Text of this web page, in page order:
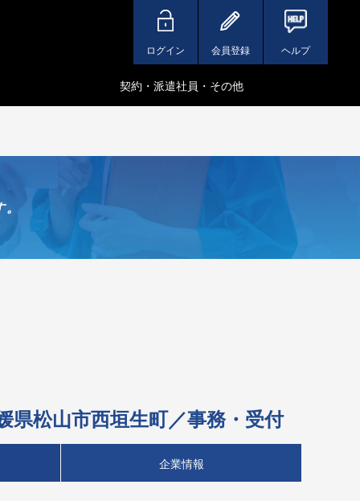
ログイン 会員登録 ヘルプ
契約・派遣社員・その他
県松山市西垣生町／事務・受付
企業情報